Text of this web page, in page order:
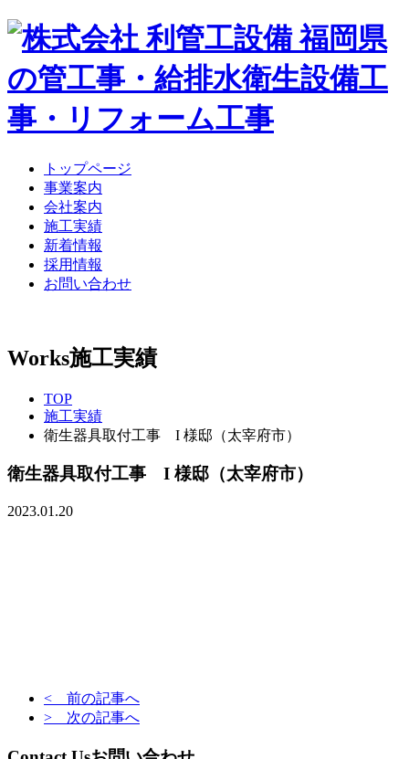
トップページ
事業案内
会社案内
施工実績
新着情報
採用情報
お問い合わせ
Works施工実績
TOP
施工実績
衛生器具取付工事 I 様邸（太宰府市）
衛生器具取付工事 I 様邸（太宰府市）
2023.01.20
< 前の記事へ
> 次の記事へ